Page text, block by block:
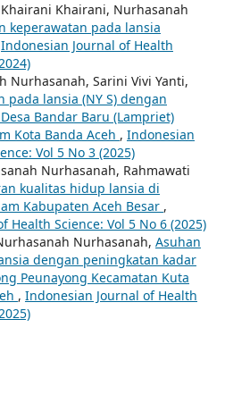
Khairani, Nurhasanah
keperawatan pada lansia
Indonesian Journal of Health
Nurhasanah, Sarini Vivi Yanti,
pada lansia (NY S) dengan
Bandar Baru (Lampriet)
Kota Banda Aceh , Indonesian
Vol 5 No 3 (2025)
Nurhasanah, Rahmawati
kualitas hidup lansia di
Kabupaten Aceh Besar ,
Health Science: Vol 5 No 6 (2025)
Nurhasanah, Asuhan
dengan peningkatan kadar
Peunayong Kecamatan Kuta
, Indonesian Journal of Health